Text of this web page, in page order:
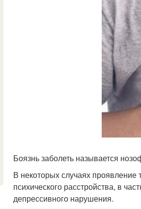
Боязнь заболеть называется
В некоторых случаях проявление
психического расстройства, в
депрессивного нарушения.